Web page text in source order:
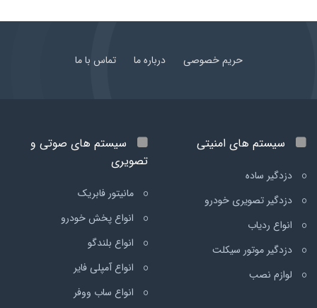
حریم خصوصی درباره ما تماس با ما
سیستم های امنیتی
دزدگیر ساده
دزدگیر تصویری خودرو
انواع ردیاب
دزدگیر موتور سیکلت
لوازم نصب
سیستم های صوتی و
تصویری
مانیتور فابریک
انواع پخش خودرو
انواع بلندگو
انواع آمپلی فایر
انواع ساب ووفر